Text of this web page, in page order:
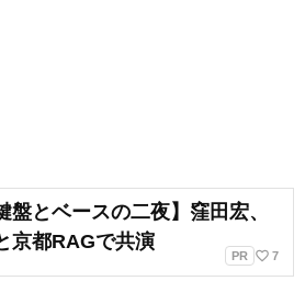
盤とベースの二夜】窪田宏、
京都RAGで共演
PR favorite_border 7